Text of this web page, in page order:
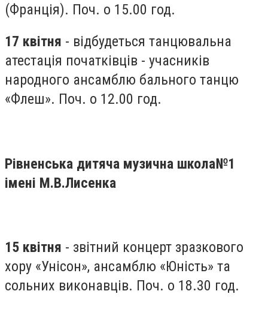
(Франція). Поч. о 15.00 год.
17 квітня - відбудеться танцювальна
атестація початківців - учасників
народного ансамблю бального танцю
«Флеш». Поч. о 12.00 год.
Рівненська дитяча музична школа№1
імені М.В.Лисенка
15 квітня - звітний концерт зразкового
хору «Унісон», ансамблю «Юність» та
сольних виконавців. Поч. о 18.30 год.